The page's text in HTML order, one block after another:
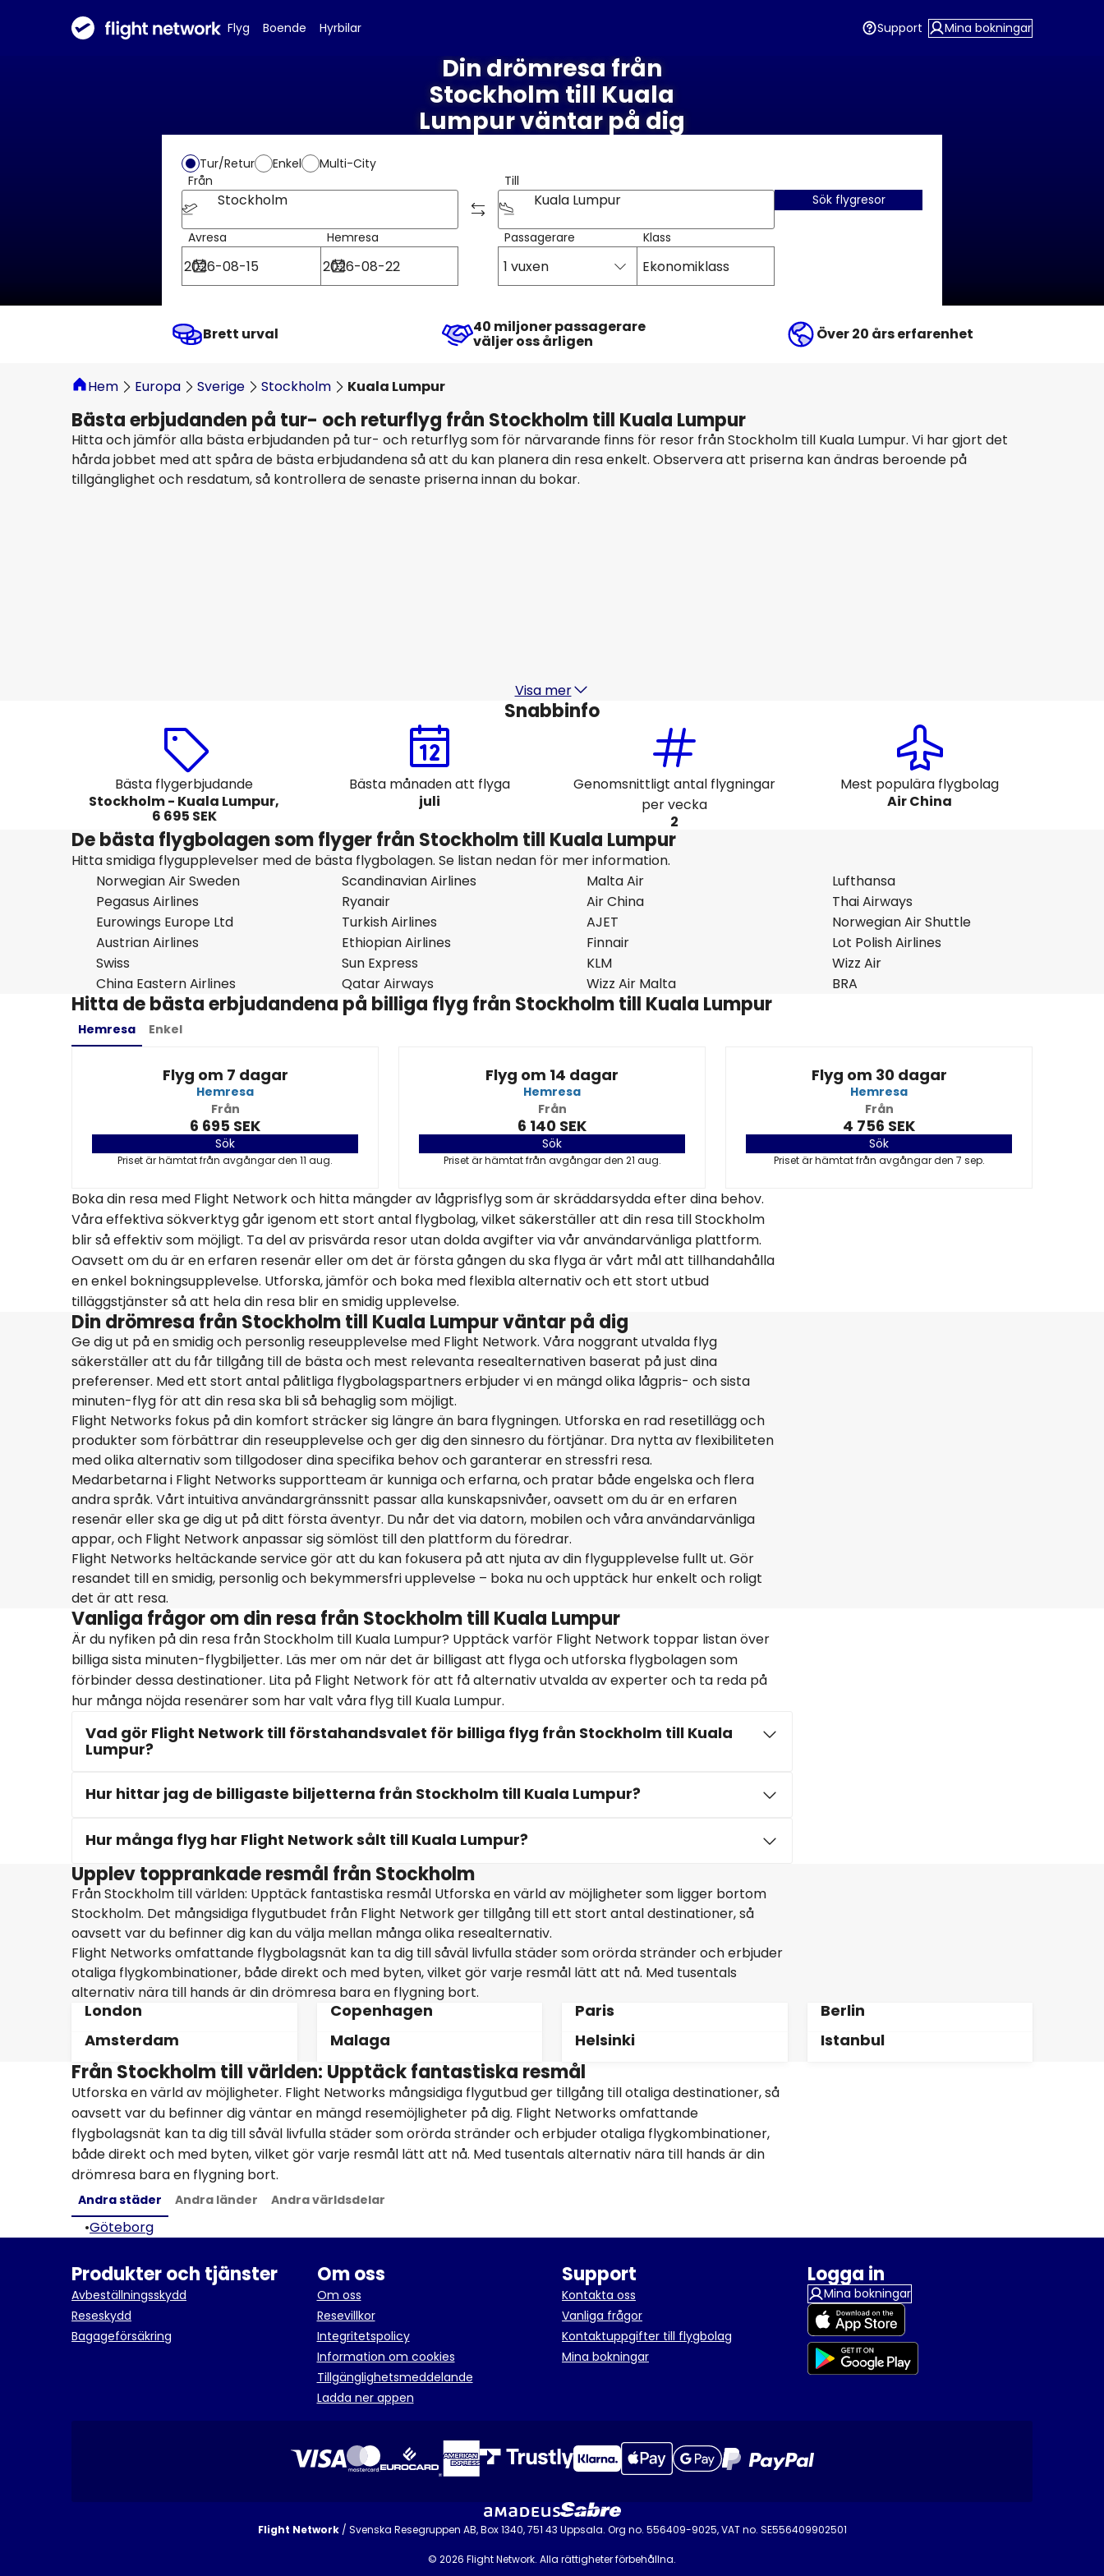
Flyg Boende Hyrbilar Support Mina bokningar
Din drömresa från
Stockholm till Kuala
Lumpur väntar på dig
Tur/Retur Enkel
Multi-City
Från
Stockholm
Till
Kuala Lumpur
Avresa Hemresa Passagerare
1 vuxen
Klass
Ekonomiklass
Sök flygresor
Brett urval 40 miljoner passagerare
väljer oss årligen Över 20 års erfarenhet
Hem Europa Sverige Stockholm Kuala Lumpur
Bästa erbjudanden på tur- och returflyg från Stockholm till Kuala Lumpur
Hitta och jämför alla bästa erbjudanden på tur- och returflyg som för närvarande finns för resor från Stockholm till Kuala Lumpur. Vi har gjort det
hårda jobbet med att spåra de bästa erbjudandena så att du kan planera din resa enkelt. Observera att priserna kan ändras beroende på
tillgänglighet och resdatum, så kontrollera de senaste priserna innan du bokar.
Visa mer
Snabbinfo
Bästa flygerbjudande
Stockholm - Kuala Lumpur,
6 695 SEK
Bästa månaden att flyga
juli
Genomsnittligt antal flygningar
per vecka
2
Mest populära flygbolag
Air China
De bästa flygbolagen som flyger från Stockholm till Kuala Lumpur
Hitta smidiga flygupplevelser med de bästa flygbolagen. Se listan nedan för mer information.
Norwegian Air Sweden
Scandinavian Airlines Malta Air
Lufthansa
Pegasus Airlines
Ryanair Air China
Thai Airways
Eurowings Europe Ltd
Turkish Airlines AJET
Norwegian Air Shuttle
Austrian Airlines
Ethiopian Airlines Finnair
Lot Polish Airlines
Swiss
Sun Express KLM
Wizz Air
China Eastern Airlines
Qatar Airways Wizz Air Malta BRA
Hitta de bästa erbjudandena på billiga flyg från Stockholm till Kuala Lumpur
Hemresa Enkel
Flyg om 7 dagar
Hemresa
Från
6 695 SEK
Sök
Priset är hämtat från avgångar den 11 aug.
Flyg om 14 dagar
Hemresa
Från
6 140 SEK
Sök
Priset är hämtat från avgångar den 21 aug.
Flyg om 30 dagar
Hemresa
Från
4 756 SEK
Sök
Priset är hämtat från avgångar den 7 sep.
Boka din resa med Flight Network och hitta mängder av lågprisflyg som är skräddarsydda efter dina behov.
Våra effektiva sökverktyg går igenom ett stort antal flygbolag, vilket säkerställer att din resa till Stockholm
blir så effektiv som möjligt. Ta del av prisvärda resor utan dolda avgifter via vår användarvänliga plattform.
Oavsett om du är en erfaren resenär eller om det är första gången du ska flyga är vårt mål att tillhandahålla
en enkel bokningsupplevelse. Utforska, jämför och boka med flexibla alternativ och ett stort utbud
tilläggstjänster så att hela din resa blir en smidig upplevelse.
Din drömresa från Stockholm till Kuala Lumpur väntar på dig
Ge dig ut på en smidig och personlig reseupplevelse med Flight Network. Våra noggrant utvalda flyg
säkerställer att du får tillgång till de bästa och mest relevanta resealternativen baserat på just dina
preferenser. Med ett stort antal pålitliga flygbolagspartners erbjuder vi en mängd olika lågpris- och sista
minuten-flyg för att din resa ska bli så behaglig som möjligt.
Flight Networks fokus på din komfort sträcker sig längre än bara flygningen. Utforska en rad resetillägg och
produkter som förbättrar din reseupplevelse och ger dig den sinnesro du förtjänar. Dra nytta av flexibiliteten
med olika alternativ som tillgodoser dina specifika behov och garanterar en stressfri resa.
Medarbetarna i Flight Networks supportteam är kunniga och erfarna, och pratar både engelska och flera
andra språk. Vårt intuitiva användargränssnitt passar alla kunskapsnivåer, oavsett om du är en erfaren
resenär eller ska ge dig ut på ditt första äventyr. Du når det via datorn, mobilen och våra användarvänliga
appar, och Flight Network anpassar sig sömlöst till den plattform du föredrar.
Flight Networks heltäckande service gör att du kan fokusera på att njuta av din flygupplevelse fullt ut. Gör
resandet till en smidig, personlig och bekymmersfri upplevelse – boka nu och upptäck hur enkelt och roligt
det är att resa.
Vanliga frågor om din resa från Stockholm till Kuala Lumpur
Är du nyfiken på din resa från Stockholm till Kuala Lumpur? Upptäck varför Flight Network toppar listan över
billiga sista minuten-flygbiljetter. Läs mer om när det är billigast att flyga och utforska flygbolagen som
förbinder dessa destinationer. Lita på Flight Network för att få alternativ utvalda av experter och ta reda på
hur många nöjda resenärer som har valt våra flyg till Kuala Lumpur.
Vad gör Flight Network till förstahandsvalet för billiga flyg från Stockholm till Kuala
Lumpur?
Hur hittar jag de billigaste biljetterna från Stockholm till Kuala Lumpur?
Hur många flyg har Flight Network sålt till Kuala Lumpur?
Upplev topprankade resmål från Stockholm
Från Stockholm till världen: Upptäck fantastiska resmål Utforska en värld av möjligheter som ligger bortom
Stockholm. Det mångsidiga flygutbudet från Flight Network ger tillgång till ett stort antal destinationer, så
oavsett var du befinner dig kan du välja mellan många olika resealternativ.
Flight Networks omfattande flygbolagsnät kan ta dig till såväl livfulla städer som orörda stränder och erbjuder
otaliga flygkombinationer, både direkt och med byten, vilket gör varje resmål lätt att nå. Med tusentals
alternativ nära till hands är din drömresa bara en flygning bort.
London Copenhagen Paris
Berlin
Amsterdam
Malaga Helsinki Istanbul
Från Stockholm till världen: Upptäck fantastiska resmål
Utforska en värld av möjligheter. Flight Networks mångsidiga flygutbud ger tillgång till otaliga destinationer, så
oavsett var du befinner dig väntar en mängd resemöjligheter på dig. Flight Networks omfattande
flygbolagsnät kan ta dig till såväl livfulla städer som orörda stränder och erbjuder otaliga flygkombinationer,
både direkt och med byten, vilket gör varje resmål lätt att nå. Med tusentals alternativ nära till hands är din
drömresa bara en flygning bort.
Andra städer Andra länder Andra världsdelar
•Göteborg
Produkter och tjänster
Avbeställningsskydd
Reseskydd
Bagageförsäkring
Om oss
Om oss
Resevillkor
Integritetspolicy
Information om cookies
Tillgänglighetsmeddelande
Ladda ner appen
Support
Kontakta oss
Vanliga frågor
Kontaktuppgifter till flygbolag
Mina bokningar
Logga in
Mina bokningar
Flight Network/ Svenska Resegruppen AB, Box 1340, 751 43 Uppsala. Org no. 556409-9025, VAT no. SE556409902501
© 2026 Flight Network. Alla rättigheter förbehållna.